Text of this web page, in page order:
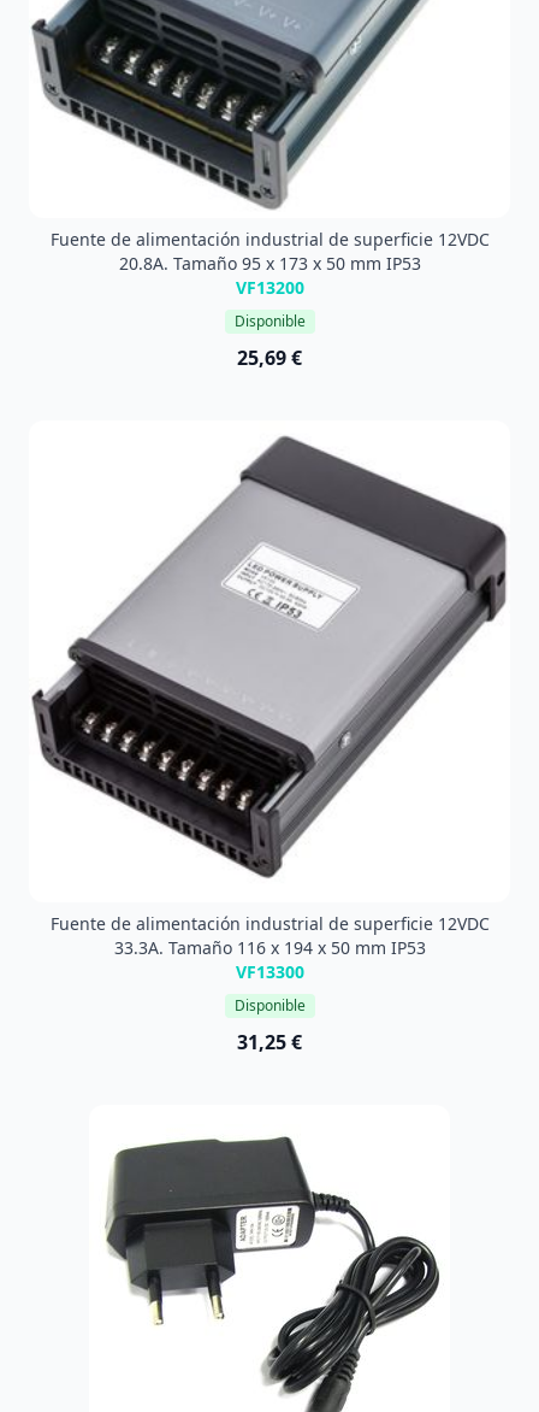
Fuente de alimentación industrial de superficie 12VDC
20.8A. Tamaño 95 x 173 x 50 mm IP53
VF13200
Disponible
25,69 €
Fuente de alimentación industrial de superficie 12VDC
33.3A. Tamaño 116 x 194 x 50 mm IP53
VF13300
Disponible
31,25 €